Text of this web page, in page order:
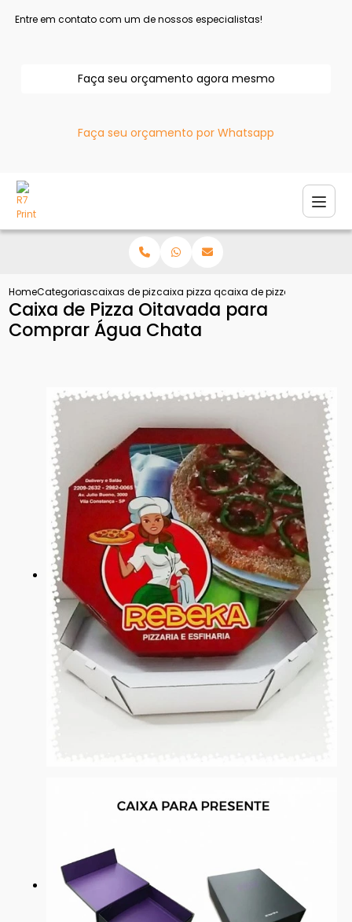
Entre em contato com um de nossos especialistas!
Faça seu orçamento agora mesmo
Faça seu orçamento por Whatsapp
HomeCategoriascaixas de pizzacaixa pizza quadradacaixa de pizza oitavada
Caixa de Pizza Oitavada para
Comprar Água Chata